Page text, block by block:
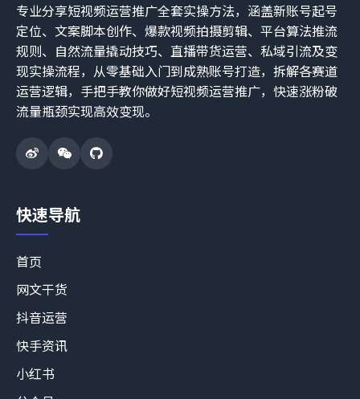
专业分享短视频运营推广全套实操方法，涵盖新账号起号
定位、文案脚本创作、爆款视频拍摄剪辑、平台算法推流
规则、自然流量撬动技巧、直播带货运营、私域引流及变
现实操流程，从零基础入门到成熟账号打造，拆解各赛道
运营逻辑，手把手教你做好短视频运营推广，快速涨粉破
流量瓶颈实现高效变现。
快速导航
首页
网文干货
抖音运营
快手资讯
小红书